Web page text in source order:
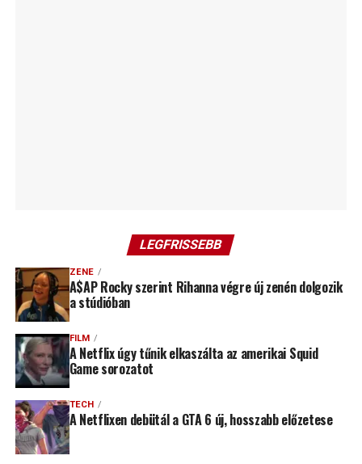
LEGFRISSEBB
ZENE
A$AP Rocky szerint Rihanna végre új zenén dolgozik
a stúdióban
FILM
A Netflix úgy tűnik elkaszálta az amerikai Squid
Game sorozatot
TECH
A Netflixen debütál a GTA 6 új, hosszabb előzetese